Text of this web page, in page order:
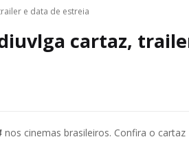
e data de estreia
diuvlga cartaz,
nos cinemas brasileiros. Confira o cartaz